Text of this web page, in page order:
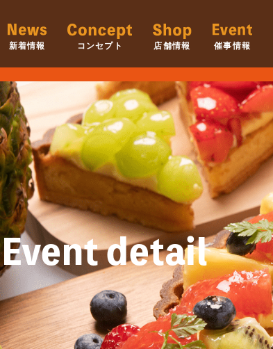
新着情報 コンセプト 店舗情報 催事情報
Event detail